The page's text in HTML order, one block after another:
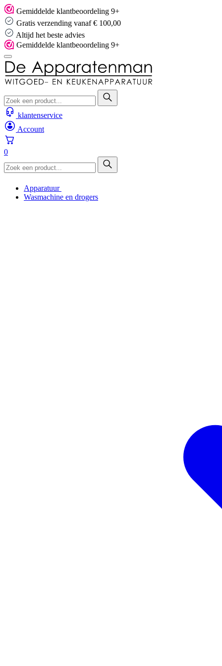
Skip
to
content
Gemiddelde klantbeoordeling 9+
Gratis verzending vanaf € 100,00
Altijd het beste advies
Gemiddelde klantbeoordeling 9+
klantenservice
Account
0
Apparatuur
Wasmachine en drogers